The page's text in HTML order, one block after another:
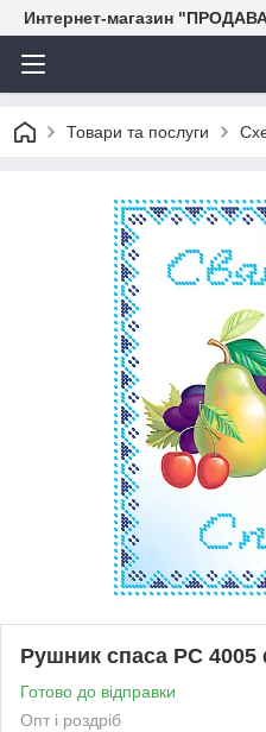
Интернет-магазин
Товари та послуги
Рушник спаса РС
Готово до відправки
Опт і роздріб